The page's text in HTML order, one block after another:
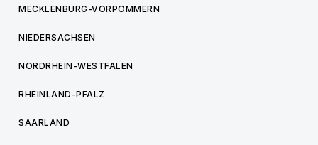
MECKLENBURG-VORPOMMERN
NIEDERSACHSEN
NORDRHEIN-WESTFALEN
RHEINLAND-PFALZ
SAARLAND